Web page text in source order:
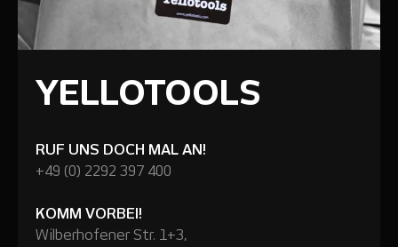
YELLOTOOLS
RUF UNS DOCH MAL AN!
+49 (0) 2292 397 400
KOMM VORBEI!
Wilberhofener Str. 1+3,